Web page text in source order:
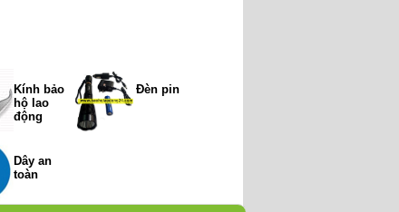
Kính bảo
hộ lao
động
Đèn pin
Dây an
toàn